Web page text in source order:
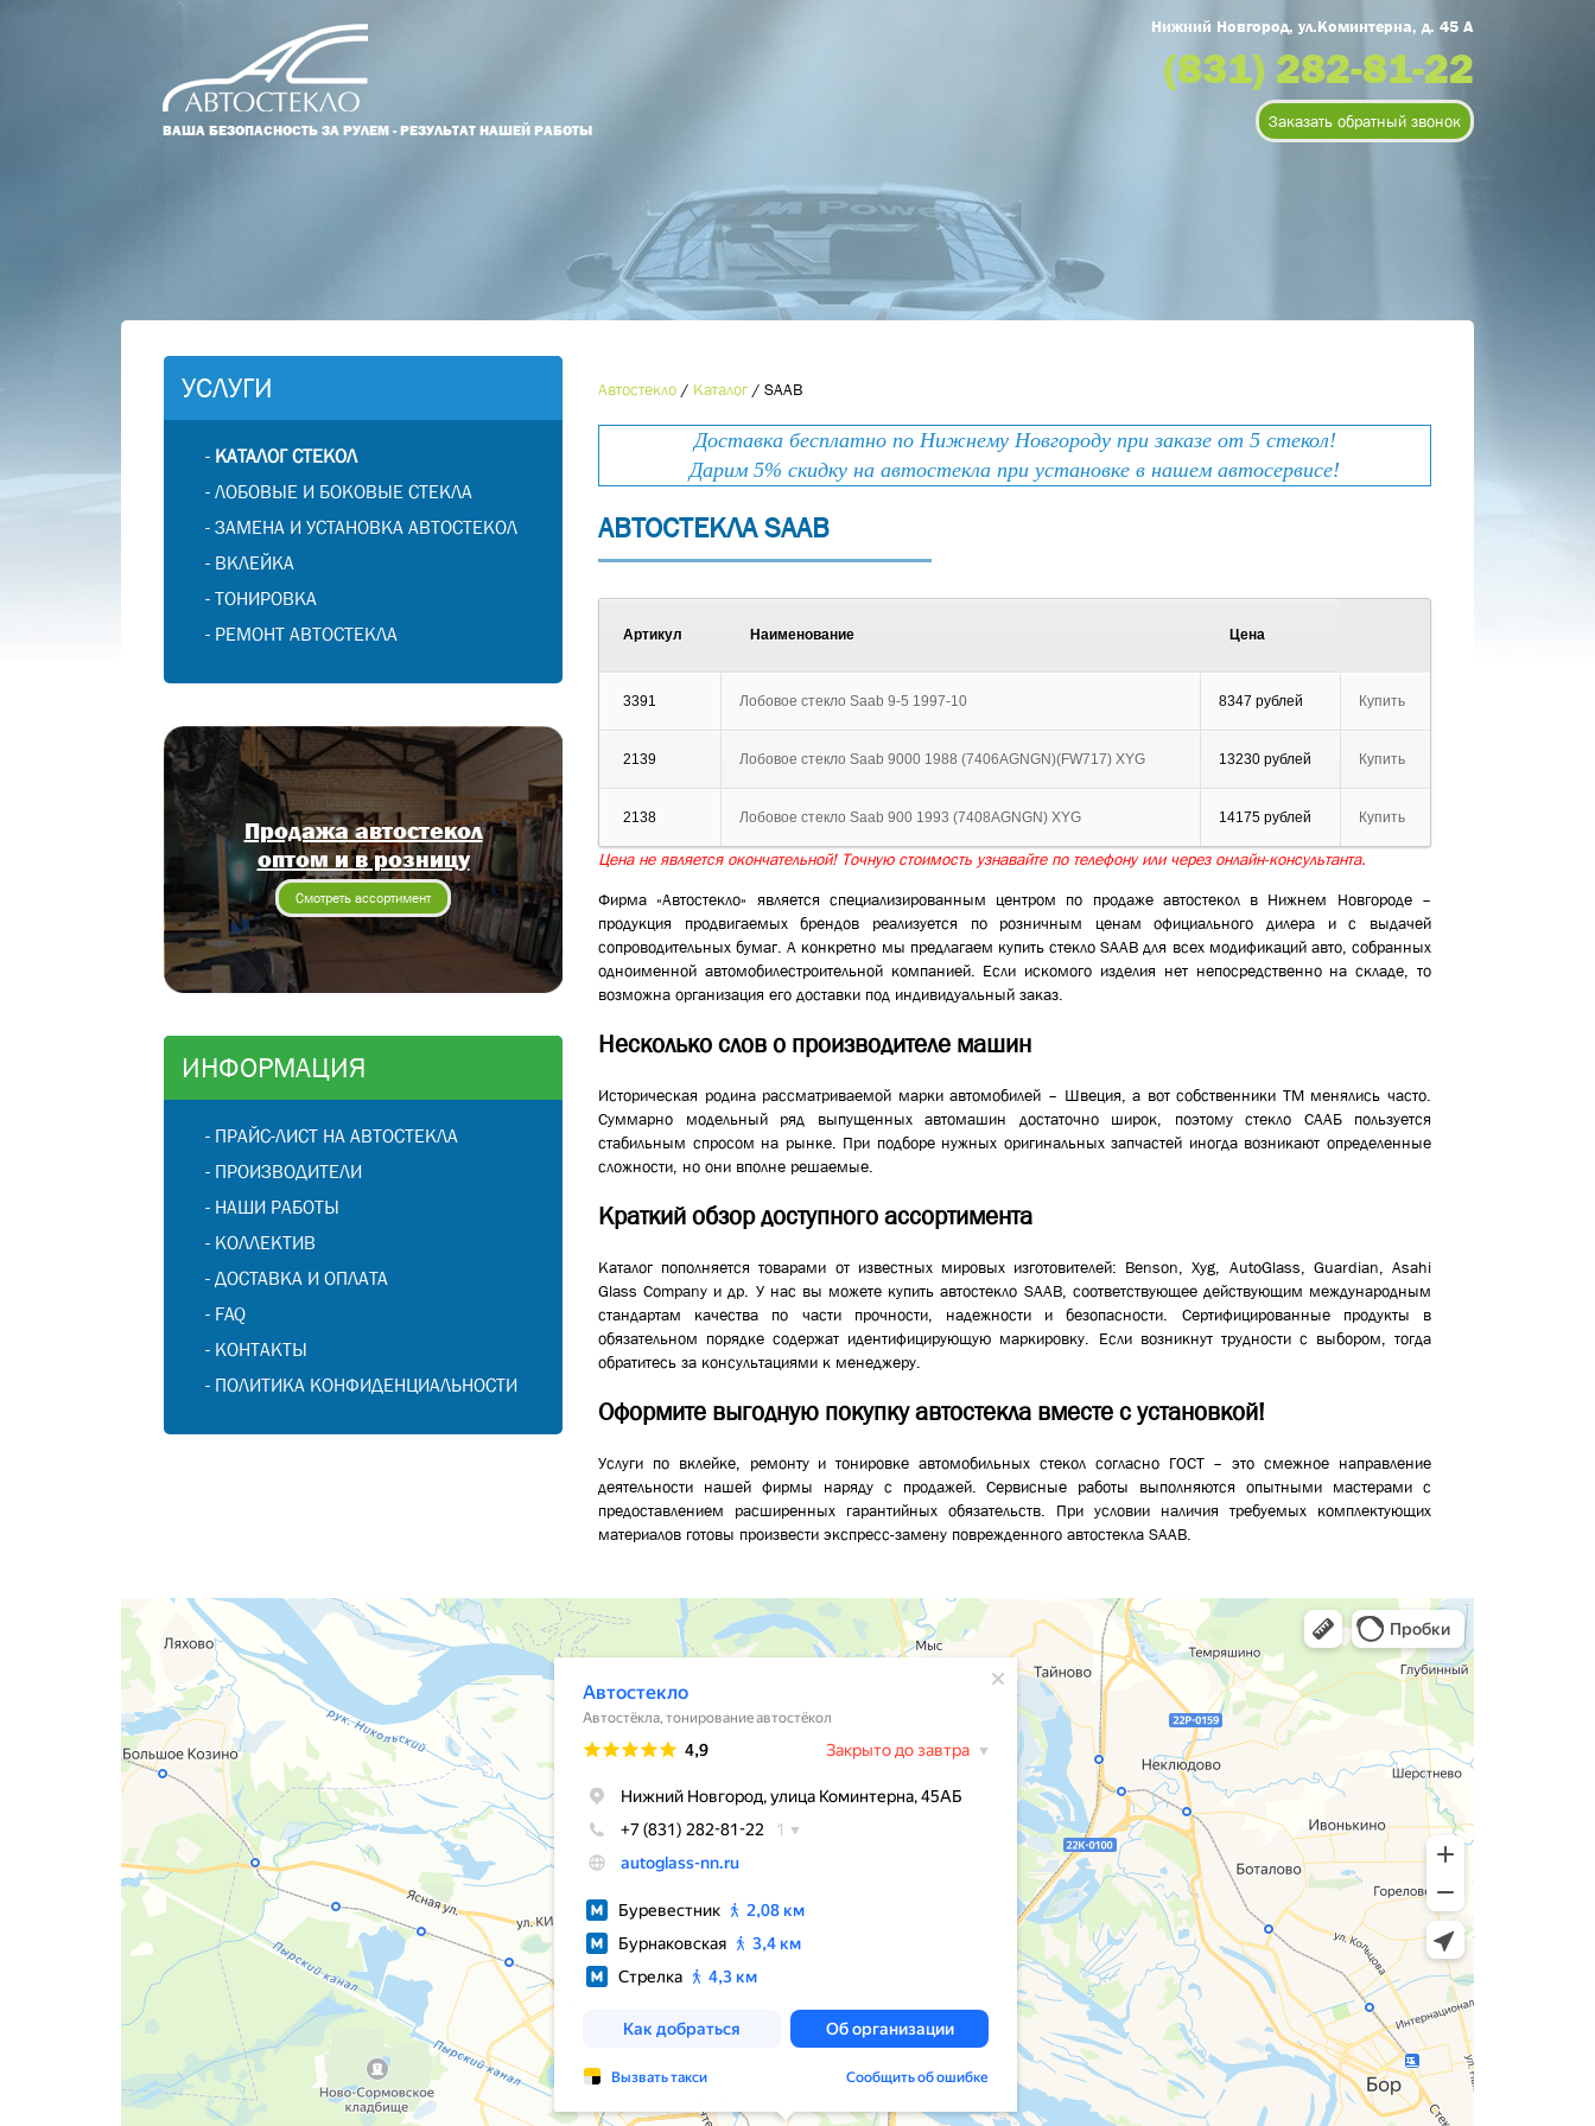
ВАША БЕЗОПАСНОСТЬ ЗА РУЛЕМ - РЕЗУЛЬТАТ НАШЕЙ РАБОТЫ
Нижний Новгород, ул.Коминтерна, д. 45 А
(831) 282-81-22
Заказать обратный звонок
УСЛУГИ
- КАТАЛОГ СТЕКОЛ
-ЛОБОВЫЕ И БОКОВЫЕ СТЕКЛА
-ЗАМЕНА И УСТАНОВКА АВТОСТЕКОЛ
- ВКЛЕЙКА
-ТОНИРОВКА
- РЕМОНТ АВТОСТЕКЛА
Продажа автостекол
оптом и в розницу
Смотреть ассортимент
ИНФОРМАЦИЯ
- ПРАЙС-ЛИСТ НА АВТОСТЕКЛА
- ПРОИЗВОДИТЕЛИ
- НАШИ РАБОТЫ
- КОЛЛЕКТИВ
-ДОСТАВКА И ОПЛАТА
- FAQ
- КОНТАКТЫ
- ПОЛИТИКА КОНФИДЕНЦИАЛЬНОСТИ
Автостекло / Каталог / SAAB
Доставка бесплатно по Нижнему Новгороду при заказе от 5 стекол!
Дарим 5% скидку на автостекла при установке в нашем автосервисе!
АВТОСТЕКЛА SAAB
Артикул Наименование Цена
3391 Лобовое стекло Saab 9-5 1997-10 8347 рублей Купить
2139 Лобовое стекло Saab 9000 1988 (7406AGNGN)(FW717) XYG 13230 рублей Купить
2138 Лобовое стекло Saab 900 1993 (7408AGNGN) XYG 14175 рублей Купить
Цена не является окончательной! Точную стоимость узнавайте по телефону или через онлайн-консультанта.
Фирма «Автостекло» является специализированным центром по продаже автостекол в Нижнем Новгороде –
продукция продвигаемых брендов реализуется по розничным ценам официального дилера и с выдачей
сопроводительных бумаг. А конкретно мы предлагаем купить стекло SAAB для всех модификаций авто, собранных
одноименной автомобилестроительной компанией. Если искомого изделия нет непосредственно на складе, то
возможна организация его доставки под индивидуальный заказ.
Несколько слов о производителе машин
Историческая родина рассматриваемой марки автомобилей – Швеция, а вот собственники ТМ менялись часто.
Суммарно модельный ряд выпущенных автомашин достаточно широк, поэтому стекло СААБ пользуется
стабильным спросом на рынке. При подборе нужных оригинальных запчастей иногда возникают определенные
сложности, но они вполне решаемые.
Краткий обзор доступного ассортимента
Каталог пополняется товарами от известных мировых изготовителей: Benson, Xyg, AutoGlass, Guardian, Asahi
Glass Company и др. У нас вы можете купить автостекло SAAB, соответствующее действующим международным
стандартам качества по части прочности, надежности и безопасности. Сертифицированные продукты в
обязательном порядке содержат идентифицирующую маркировку. Если возникнут трудности с выбором, тогда
обратитесь за консультациями к менеджеру.
Оформите выгодную покупку автостекла вместе с установкой!
Услуги по вклейке, ремонту и тонировке автомобильных стекол согласно ГОСТ – это смежное направление
деятельности нашей фирмы наряду с продажей. Сервисные работы выполняются опытными мастерами с
предоставлением расширенных гарантийных обязательств. При условии наличия требуемых комплектующих
материалов готовы произвести экспресс-замену поврежденного автостекла SAAB.
Оставьте номер телефона и мы Вам
перезвоним!
Номер телефона*
Ваше сообщение*
Отправить
Оформить заказ
Наименование товара
С установкой